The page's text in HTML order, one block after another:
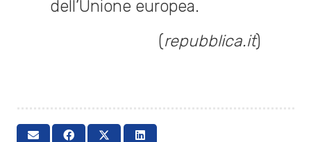
dell’Unione europea.
(repubblica.it)